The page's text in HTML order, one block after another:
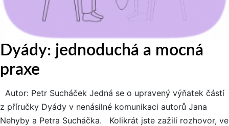
Dyády: jednoduchá a mocná
praxe
Autor: Petr Sucháček Jedná se o upravený výňatek částí
z příručky Dyády v nenásilné komunikaci autorů Jana
Nehyby a Petra Sucháčka. Kolikrát jste zažili rozhovor, ve